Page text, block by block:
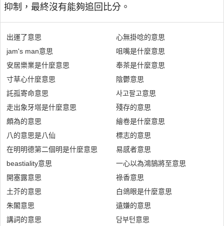
抑制，最終沒有能夠追回比分。
出運了意思
jam's man意思
安居樂業是什麼意思
寸草心什麼意思
託孤寄命意思
走出象牙塔是什麼意思
頗為的意思
八的意思是八仙
在明明德第二個明是什麼意思
beastiality意思
開塞露意思
土芥的意思
朱閣意思
講詞的意思
心無掛唸的意思
咀嘴是什麼意思
奉茶是什麼意思
陰鬱意思
사고팔고意思
殘存的意思
繪卷是什麼意思
標志的意思
易感者意思
一心以為鴻鵠將至意思
祿香意思
白鴿眼是什麼意思
遠嫌的意思
담부턴意思